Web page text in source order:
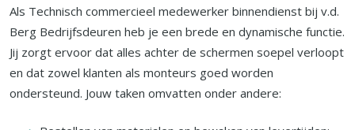
Als Technisch commercieel medewerker binnendienst bij v.d.
Berg Bedrijfsdeuren heb je een brede en dynamische functie.
Jij zorgt ervoor dat alles achter de schermen soepel verloopt
en dat zowel klanten als monteurs goed worden
ondersteund. Jouw taken omvatten onder andere: